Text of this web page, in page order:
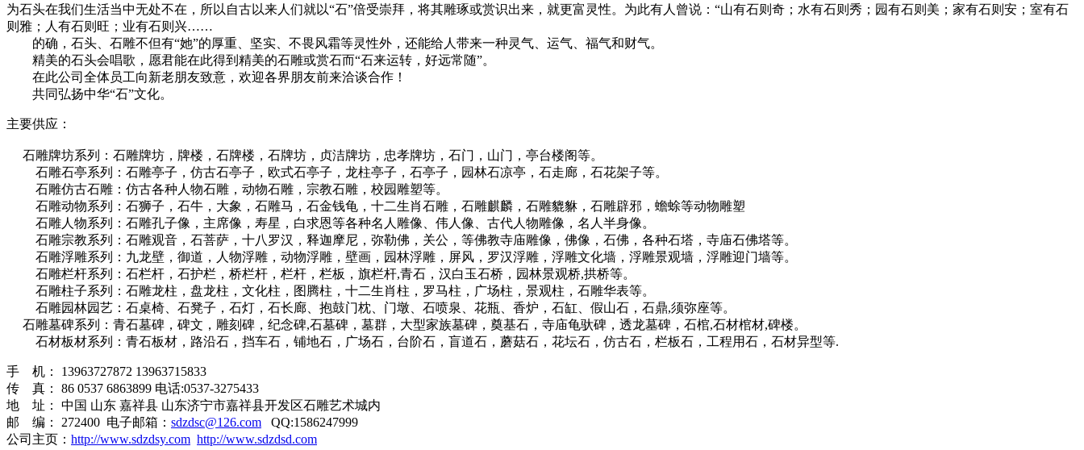
为石头在我们生活当中无处不在，所以自古以来人们就以“石”倍受崇拜，将其雕琢或赏识出来，就更富灵性。为此有人曾说：“山有石则奇；水有石则秀；园有石则美；家有石则安；室有石
则雅；人有石则旺；业有石则兴……
的确，石头、石雕不但有“她”的厚重、坚实、不畏风霜等灵性外，还能给人带来一种灵气、运气、福气和财气。
精美的石头会唱歌，愿君能在此得到精美的石雕或赏石而“石来运转，好远常随”。
在此公司全体员工向新老朋友致意，欢迎各界朋友前来洽谈合作！
共同弘扬中华“石”文化。
主要供应：
石雕牌坊系列：石雕牌坊，牌楼，石牌楼，石牌坊，贞洁牌坊，忠孝牌坊，石门，山门，亭台楼阁等。
石雕石亭系列：石雕亭子，仿古石亭子，欧式石亭子，龙柱亭子，石亭子，园林石凉亭，石走廊，石花架子等。
石雕仿古石雕：仿古各种人物石雕，动物石雕，宗教石雕，校园雕塑等。
石雕动物系列：石狮子，石牛，大象，石雕马，石金钱龟，十二生肖石雕，石雕麒麟，石雕貔貅，石雕辟邪，蟾蜍等动物雕塑
石雕人物系列：石雕孔子像，主席像，寿星，白求恩等各种名人雕像、伟人像、古代人物雕像，名人半身像。
石雕宗教系列：石雕观音，石菩萨，十八罗汉，释迦摩尼，弥勒佛，关公，等佛教寺庙雕像，佛像，石佛，各种石塔，寺庙石佛塔等。
石雕浮雕系列：九龙壁，御道，人物浮雕，动物浮雕，壁画，园林浮雕，屏风，罗汉浮雕，浮雕文化墙，浮雕景观墙，浮雕迎门墙等。
石雕栏杆系列：石栏杆，石护栏，桥栏杆，栏杆，栏板，旗栏杆,青石，汉白玉石桥，园林景观桥,拱桥等。
石雕柱子系列：石雕龙柱，盘龙柱，文化柱，图腾柱，十二生肖柱，罗马柱，广场柱，景观柱，石雕华表等。
石雕园林园艺：石桌椅、石凳子，石灯，石长廊、抱鼓门枕、门墩、石喷泉、花瓶、香炉，石缸、假山石，石鼎,须弥座等。
石雕墓碑系列：青石墓碑，碑文，雕刻碑，纪念碑,石墓碑，墓群，大型家族墓碑，奠基石，寺庙龟驮碑，透龙墓碑，石棺,石材棺材,碑楼。
石材板材系列：青石板材，路沿石，挡车石，铺地石，广场石，台阶石，盲道石，蘑菇石，花坛石，仿古石，栏板石，工程用石，石材异型等.
手 机： 13963727872 13963715833
传 真： 86 0537 6863899 电话:0537-3275433
地 址： 中国 山东 嘉祥县 山东济宁市嘉祥县开发区石雕艺术城内
邮 编： 272400 电子邮箱： sdzdsc@126.com QQ:1586247999
公司主页： http://www.sdzdsy.com http://www.sdzdsd.com